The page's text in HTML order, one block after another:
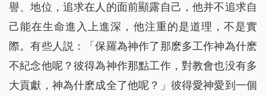
譽、地位，追求在人的面前顯露自己，他并不追求自
己能在生命進入上進深，他注重的是道理，不是實
際。有些人説：「保羅為神作了那麽多工作神為什麽
不紀念他呢？彼得為神作那點工作，對教會也没有多
大貢獻，神為什麽成全了他呢？」彼得愛神愛到一個